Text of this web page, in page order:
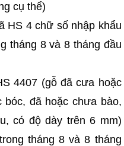
cụ thể)
HS 4 chữ số nhập khẩu
tháng 8 và 8 tháng đầu
4407 (gỗ đã cưa hoặc
bóc, đã hoặc chưa bào,
có độ dày trên 6 mm)
tháng 8 và 8 tháng